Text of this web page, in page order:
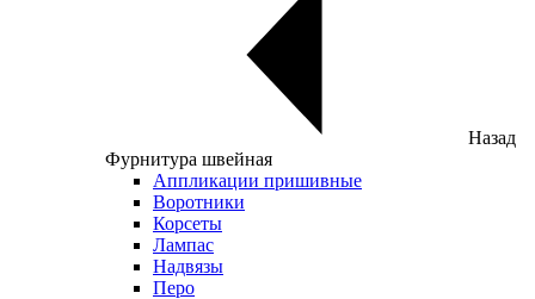
Назад
Фурнитура швейная
Аппликации пришивные
Воротники
Корсеты
Лампас
Надвязы
Перо